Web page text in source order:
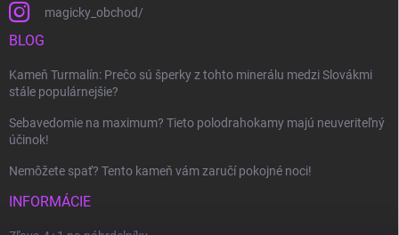
magicky_obchod/
BLOG
Kameň Turmalín: Prečo sú šperky z tohto minerálu medzi Slovákmi
stále populárnejšie?
Sebavedomie na maximum? Tieto polodrahokamy majú neuveriteľný
účinok!
Nemôžete spať? Tento kameň vám zaručí pokojné noci!
INFORMÁCIE